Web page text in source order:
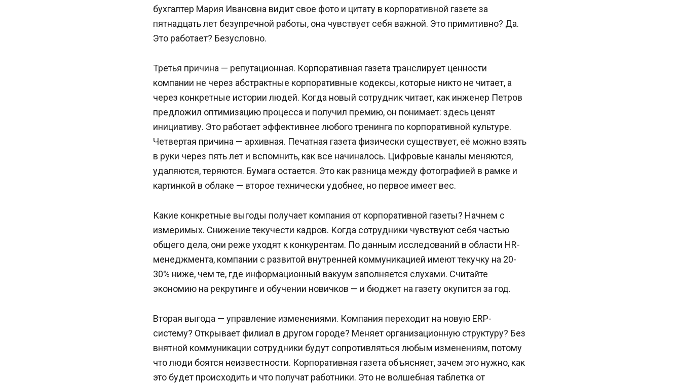
бухгалтер Мария Ивановна видит свое фото и цитату в корпоративной газете за
пятнадцать лет безупречной работы, она чувствует себя важной. Это примитивно? Да.
Это работает? Безусловно.
Третья причина — репутационная. Корпоративная газета транслирует ценности
компании не через абстрактные корпоративные кодексы, которые никто не читает, а
через конкретные истории людей. Когда новый сотрудник читает, как инженер Петров
предложил оптимизацию процесса и получил премию, он понимает: здесь ценят
инициативу. Это работает эффективнее любого тренинга по корпоративной культуре.
Четвертая причина — архивная. Печатная газета физически существует, её можно взять
в руки через пять лет и вспомнить, как все начиналось. Цифровые каналы меняются,
удаляются, теряются. Бумага остается. Это как разница между фотографией в рамке и
картинкой в облаке — второе технически удобнее, но первое имеет вес.
Какие конкретные выгоды получает компания от корпоративной газеты? Начнем с
измеримых. Снижение текучести кадров. Когда сотрудники чувствуют себя частью
общего дела, они реже уходят к конкурентам. По данным исследований в области HR-
менеджмента, компании с развитой внутренней коммуникацией имеют текучку на 20-
30% ниже, чем те, где информационный вакуум заполняется слухами. Считайте
экономию на рекрутинге и обучении новичков — и бюджет на газету окупится за год.
Вторая выгода — управление изменениями. Компания переходит на новую ERP-
систему? Открывает филиал в другом городе? Меняет организационную структуру? Без
внятной коммуникации сотрудники будут сопротивляться любым изменениям, потому
что люди боятся неизвестности. Корпоративная газета объясняет, зачем это нужно, как
это будет происходить и что получат работники. Это не волшебная таблетка от